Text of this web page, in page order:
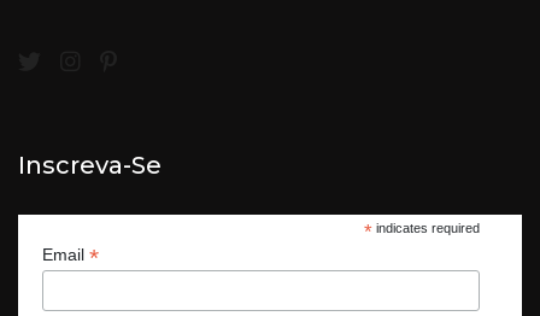
Inscreva-Se
*indicates required
Email *